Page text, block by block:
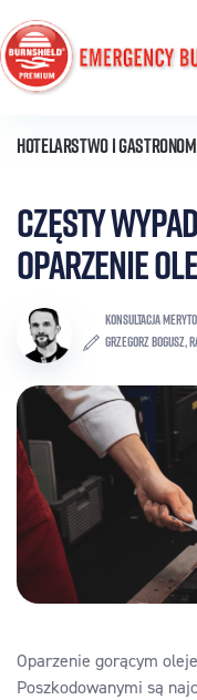
Przeskocz
do
treści
Hotelarstwo i
Częsty
oparzenie
KONSULTACJA
Grzegorz Bogusz,
Oparzenie gorącym
Poszkodowanymi są